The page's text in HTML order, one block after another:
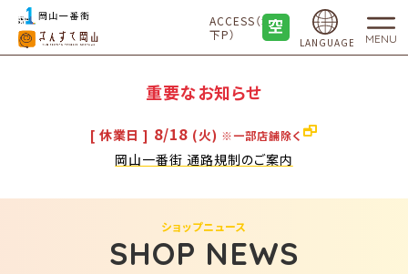
ACCESS（地
下P）
LANGUAGE MENU
重要なお知らせ
[ 休業日 ] 8/18 (火) ※一部店舗除く
岡山一番街 通路規制のご案内
SHOP NEWS
ショップニュース